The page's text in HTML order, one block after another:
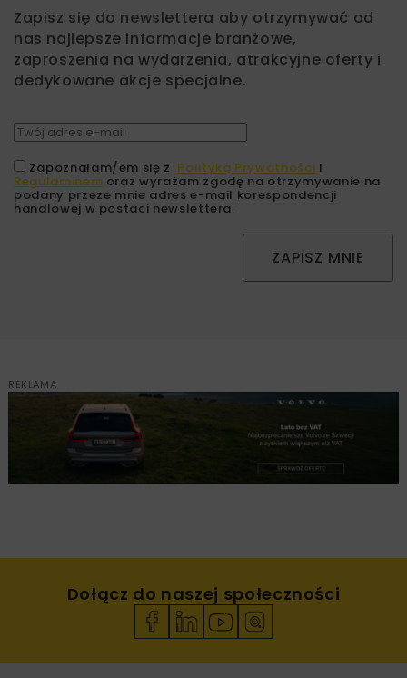
Zapisz się do newslettera aby otrzymywać od
nas najlepsze informacje branżowe,
zaproszenia na wydarzenia, atrakcyjne oferty i
dedykowane akcje specjalne.
Zapoznałam/em się z Polityką Prywatności i
Regulaminem oraz wyrażam zgodę na otrzymywanie na
podany przeze mnie adres e-mail korespondencji
handlowej w postaci newslettera.
ZAPISZ MNIE
REKLAMA
Dołącz do naszej społeczności